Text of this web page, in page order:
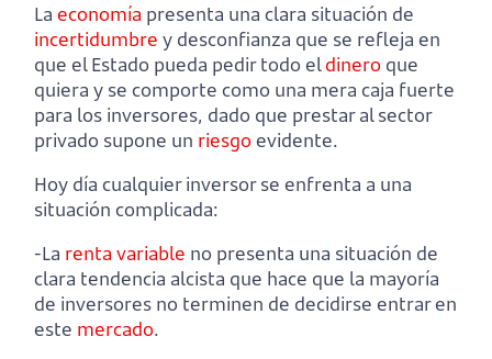
La economía presenta una clara situación de
incertidumbre y desconfianza que se refleja en
que el Estado pueda pedir todo eldinero que
quiera y se comporte como una mera caja fuerte
para los inversores, dado que prestar al sector
privado supone un riesgoevidente.
Hoy día cualquier inversor se enfrenta a una
situación complicada:
-La renta variable no presenta una situación de
clara tendencia alcista que hace que la mayoría
de inversores no terminen de decidirse entrar en
este mercado.